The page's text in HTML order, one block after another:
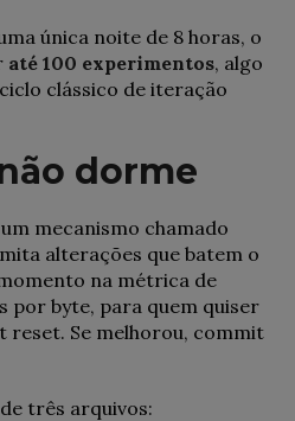
única noite de 8 horas, o
até 100 experimentos, algo
clássico de iteração
dorme
mecanismo chamado
alterações que batem o
na métrica de
por byte, para quem quiser
reset. Se melhorou, commit
três arquivos: